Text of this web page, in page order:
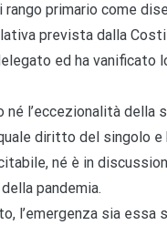
primario come
prevista dalla
ed ha
né l’eccezionalità
diritto del singolo
né è in
pandemia.
l’emergenza sia